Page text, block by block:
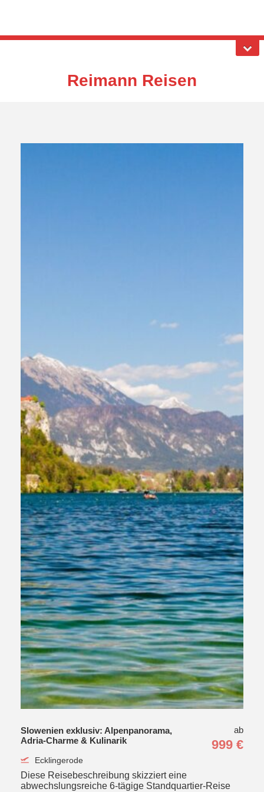
Reimann Reisen
Slowenien exklusiv: Alpenpanorama,
Adria-Charme & Kulinarik
ab
999 €
Ecklingerode
Diese Reisebeschreibung skizziert eine
abwechslungsreiche 6-tägige Standquartier-Reise